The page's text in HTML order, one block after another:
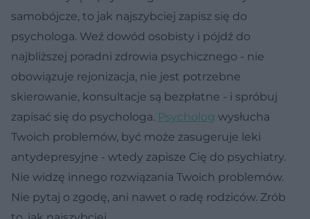
samobójcze, to jak najszybciej zapisz się do
psychologa. Weź dowód osobisty i pójdź do
najbliższej poradni zdrowia psychicznego - nie
obowiązuje rejonizacja, nie jest potrzebne
skierowanie, konsultacje są bezpłatne - i spróbuj
zapisać się do psychologa. Psycholog wysłucha
Twoich problemów, być może zasugeruje leki
antydepresyjne - wtedy zapisze Cię do psychiatry.
Nie widzę innego rozwiązania Twoich problemów.
Nie pytaj o zgodę, ani nawet o radę rodziców. Zrób